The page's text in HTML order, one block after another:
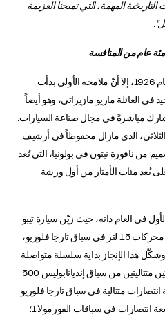
التاريخية المهمة، التي تمنحنا العزيمة
عام من المنافسة
تم اعتماد شعار الرمح الثلاثي رسمياً عام 1926، إلا أنّ ملامحه الأولى بدأت
الوحيد في العائلة ماريو مازيراتي، وهو أيضاً
يشارك مباشرةً في مجال صناعة السيارات.
الثلاثي، الذي مازال محفوظاً في أرشيف
من نافورة نبتون في بولونيا، التي تُعد
بُعد مئات الأمتار من أول ورشة
في العام ذاته، حيث زيّن سيارة تيبو
26 عندما حازت المركز الأول عن فئة محركات 1.5 لتر في سباق تارجا فلوريو،
هذا الإنجاز بداية سلسلة متواصلة
من النجاحات، شملت الفوز في نسختين متتاليتين من سباق إنديانابوليس 500
1939 و1940؛ وأربعة انتصارات متتالية في سباق تارجا فلوريو
بين أعوام 1937 و1940؛ إلى جانب تسعة انتصارات في سباقات الفورمولا 1؛